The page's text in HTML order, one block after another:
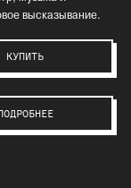
высказывание.
КУПИТЬ